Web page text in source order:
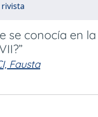
se conocía en
Fausta